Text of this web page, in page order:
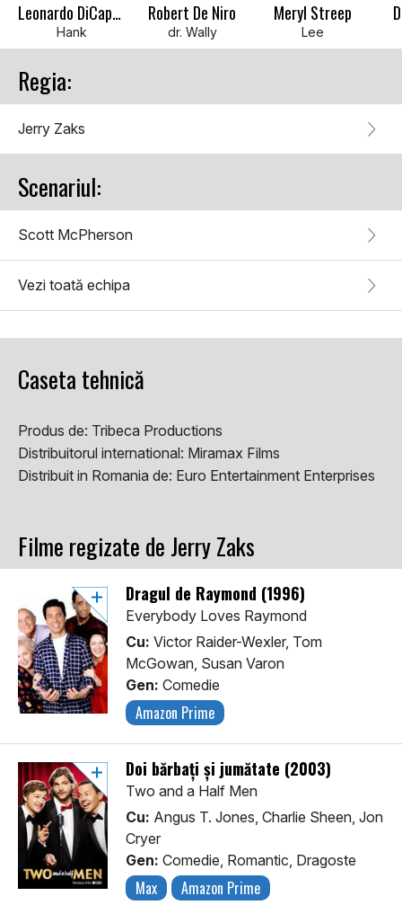
Leonardo DiCaprio
Hank
Robert De Niro
dr. Wally
Meryl Streep
Lee
Regia:
Jerry Zaks
Scenariul:
Scott McPherson
Vezi toată echipa
Caseta tehnică
Produs de: Tribeca Productions
Distribuitorul international: Miramax Films
Distribuit in Romania de: Euro Entertainment Enterprises
Filme regizate de Jerry Zaks
Dragul de Raymond (1996)
Everybody Loves Raymond
Cu: Victor Raider-Wexler, Tom
McGowan, Susan Varon
Gen: Comedie
Amazon Prime
Doi bărbați și jumătate (2003)
Two and a Half Men
Cu: Angus T. Jones, Charlie Sheen, Jon
Cryer
Gen: Comedie, Romantic, Dragoste
Max Amazon Prime